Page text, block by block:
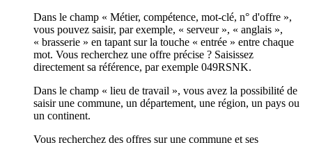
Dans le champ « Métier, compétence, mot-clé, n° d'offre »,
vous pouvez saisir, par exemple, « serveur », « anglais »,
« brasserie » en tapant sur la touche « entrée » entre chaque
mot. Vous recherchez une offre précise ? Saisissez
directement sa référence, par exemple 049RSNK.
Dans le champ « lieu de travail », vous avez la possibilité de
saisir une commune, un département, une région, un pays ou
un continent.
Vous recherchez des offres sur une commune et ses